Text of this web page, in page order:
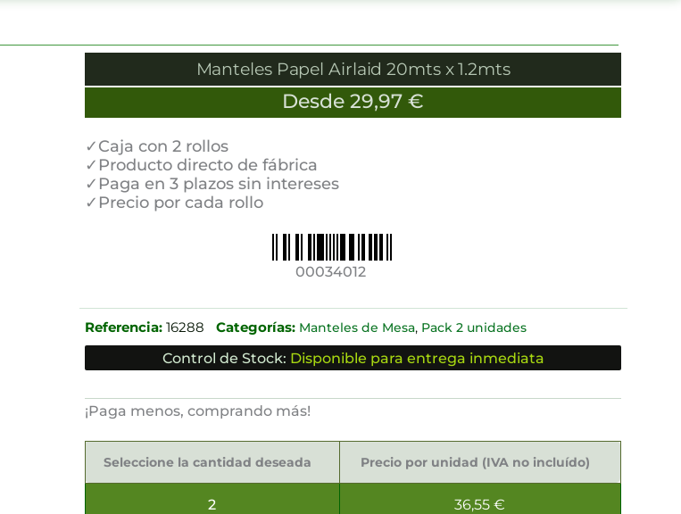
Manteles Papel Airlaid 20mts x 1.2mts
Desde29,97€
✓Caja con 2 rollos
✓Producto directo de fábrica
✓Paga en 3 plazos sin intereses
✓Precio por cada rollo
00034012
Referencia: 16288 Categorías: Manteles de Mesa, Pack 2 unidades
Control de Stock: Disponible para entrega inmediata
¡Paga menos, comprando más!
Seleccione la cantidad deseada Precio por unidad (IVA no incluído)
2 36,55 €
Airlaid
20mts